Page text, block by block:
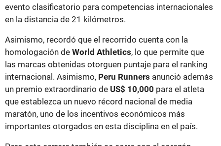
evento clasificatorio para competencias internacionales
en la distancia de 21 kilómetros.
Asimismo, recordó que el recorrido cuenta con la
homologación de World Athletics, lo que permite que
las marcas obtenidas otorguen puntaje para el ranking
internacional. Asimismo, Peru Runners anunció además
un premio extraordinario de US$ 10,000 para el atleta
que establezca un nuevo récord nacional de media
maratón, uno de los incentivos económicos más
importantes otorgados en esta disciplina en el país.